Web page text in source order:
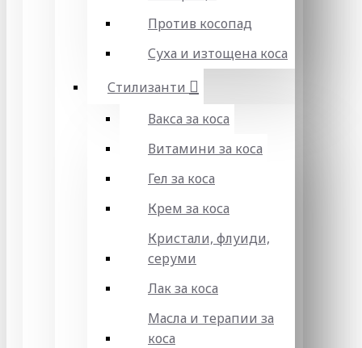
Против косопад
Суха и изтощена коса
Стилизанти
Вакса за коса
Витамини за коса
Гел за коса
Крем за коса
Кристали, флуиди,
серуми
Лак за коса
Масла и терапии за
коса